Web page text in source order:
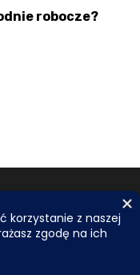
robocze?
wykorzystujemy